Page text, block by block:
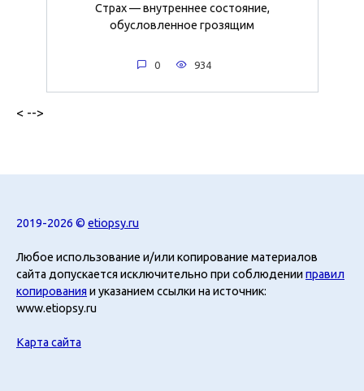
Страх — внутреннее состояние,
обусловленное грозящим
0 934
< -->
2019-2026 © etiopsy.ru
Любое использование и/или копирование материалов
сайта допускается исключительно при соблюденииправил
копирования и указанием ссылки на источник:
www.etiopsy.ru
Карта сайта